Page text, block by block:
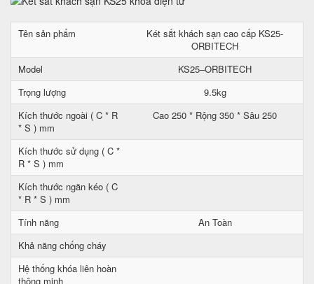
Tên sản phẩm
Két sắt khách sạn cao cấp KS25-
ORBITECH
Model
KS25–ORBITECH
Trọng lượng
9.5kg
Kích thước ngoài ( C * R
* S ) mm
Cao 250 * Rộng 350 * Sâu 250
Kích thước sử dụng ( C *
R * S ) mm
Kích thước ngăn kéo ( C
* R * S ) mm
Tính năng
An Toàn
Khả năng chống cháy
Hệ thống khóa liên hoàn
thông minh